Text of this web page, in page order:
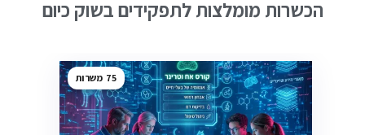
הכשרות מומלצות לתפקידים בשוק כיום
75